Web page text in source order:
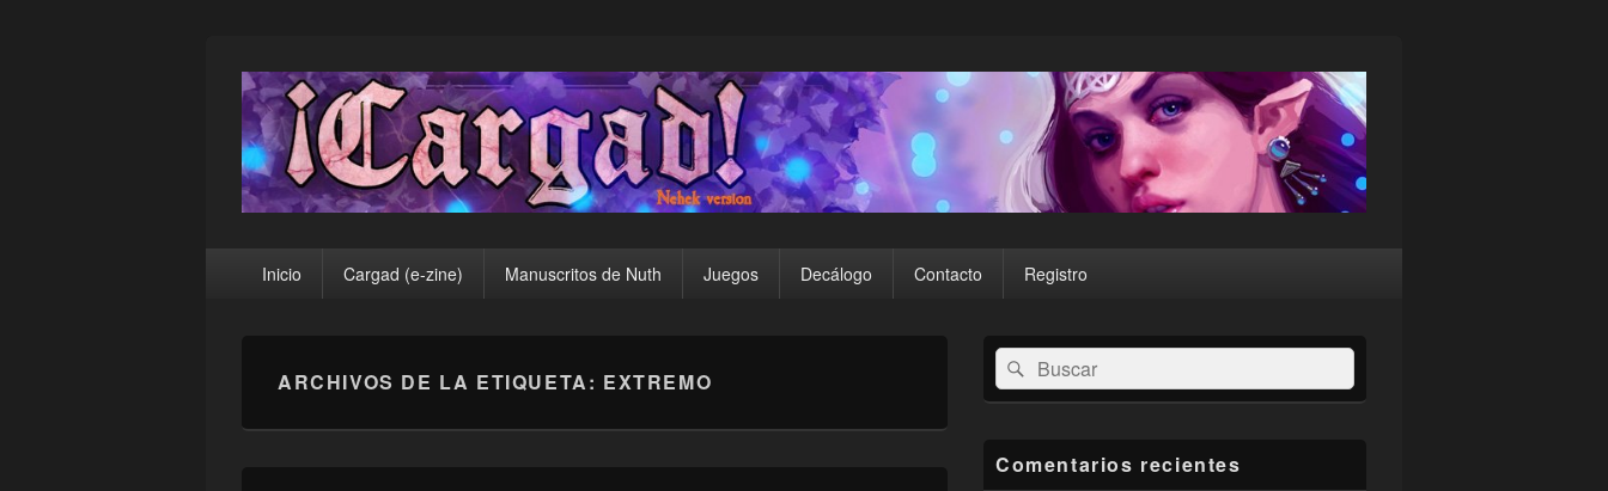
¡Cargad!
principalInicio Cargad (e-zine) Manuscritos de Nuth Juegos Decálogo Contacto Registro
ARCHIVOS DE LA ETIQUETA: EXTREMO
El
área
de
lateral
primaria
Buscar
por:
Buscar
Comentarios recientes